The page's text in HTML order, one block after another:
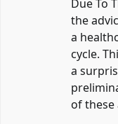
Due To
the
a
cycle.
a
of these